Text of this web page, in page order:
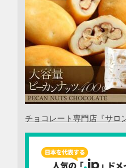
チョコレート専門店『サロ